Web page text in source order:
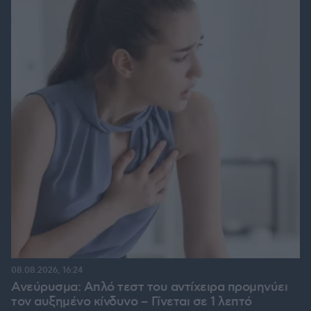
Ανεύρυσμα: Απλό τεστ του αντίχειρα προμηνύει
τον αυξημένο κίνδυνο – Γίνεται σε 1 λεπτό
08.08.2026, 16:24